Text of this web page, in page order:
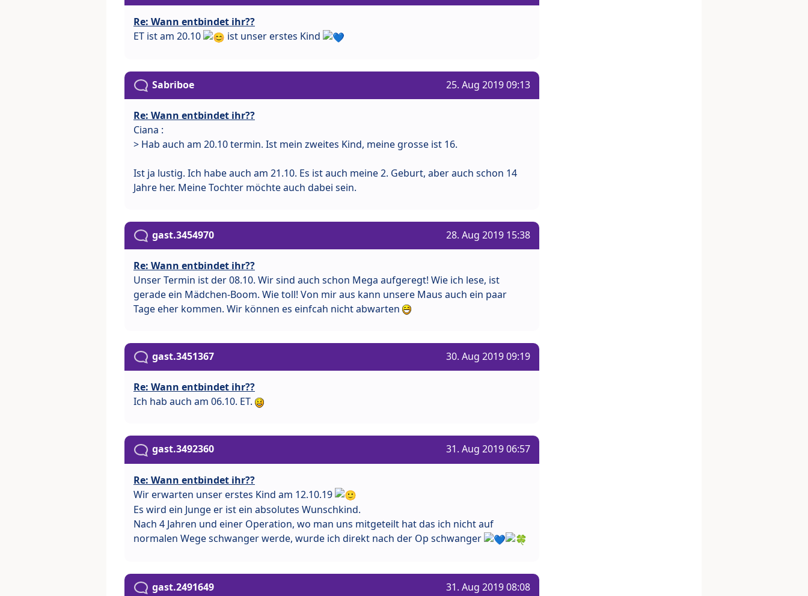
Re: Wann entbindet ihr??
ET ist am 20.10
ist unser erstes Kind
Sabriboe 25. Aug 2019 09:13
Re: Wann entbindet ihr??
Ciana :
> Hab auch am 20.10 termin. Ist mein zweites Kind, meine grosse ist 16.
Ist ja lustig. Ich habe auch am 21.10. Es ist auch meine 2. Geburt, aber auch schon 14
Jahre her. Meine Tochter möchte auch dabei sein.
gast.3454970 28. Aug 2019 15:38
Re: Wann entbindet ihr??
Unser Termin ist der 08.10. Wir sind auch schon Mega aufgeregt! Wie ich lese, ist
gerade ein Mädchen-Boom. Wie toll! Von mir aus kann unsere Maus auch ein paar
Tage eher kommen. Wir können es einfcah nicht abwarten
gast.3451367 30. Aug 2019 09:19
Re: Wann entbindet ihr??
Ich hab auch am 06.10. ET.
gast.3492360 31. Aug 2019 06:57
Re: Wann entbindet ihr??
Wir erwarten unser erstes Kind am 12.10.19
Es wird ein Junge er ist ein absolutes Wunschkind.
Nach 4 Jahren und einer Operation, wo man uns mitgeteilt hat das ich nicht auf
normalen Wege schwanger werde, wurde ich direkt nach der Op schwanger
gast.2491649 31. Aug 2019 08:08